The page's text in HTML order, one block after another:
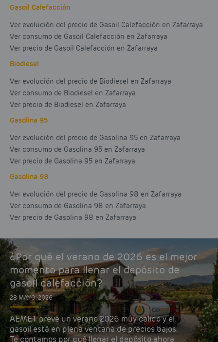
Gasoil Calefacción
Ver evolución del precio de Gasoil Calefacción en Zafarraya
Ver consumo de Gasoil Calefacción en Zafarraya
Ver precio de Gasoil Calefacción en Zafarraya
Biodiesel
Ver evolución del precio de Biodiesel en Zafarraya
Ver consumo de Biodiesel en Zafarraya
Ver precio de Biodiesel en Zafarraya
Gasolina 95
Ver evolución del precio de Gasolina 95 en Zafarraya
Ver consumo de Gasolina 95 en Zafarraya
Ver precio de Gasolina 95 en Zafarraya
Gasolina 98
Ver evolución del precio de Gasolina 98 en Zafarraya
Ver consumo de Gasolina 98 en Zafarraya
Ver precio de Gasolina 98 en Zafarraya
¿Por qué el verano de 2026 es el mejor
momento para llenar el depósito de
gasoil calefacción?
28 MAYO, 2026
AEMET prevé un verano 2026 muy cálido y el
gasoil está en plena ventana de precios bajos.
Te contamos por qué llenar el depósito ahora